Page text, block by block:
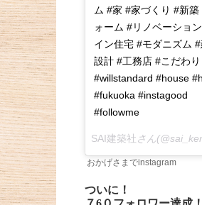
ム #家 #家づくり #新築
ォーム #リノベーショ
イン住宅 #モダニズム
設計 #工務店 #こだわり
#willstandard #house
#fukuoka #instagood
#followme
SAI建築社さん(@sai_kenchiku)がシェ
おかげさまでinstagram
ついに！